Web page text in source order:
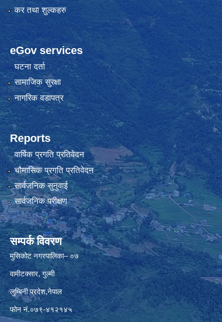
कर तथा शुल्कहरु
eGov services
घटना दर्ता
सामाजिक सुरक्षा
नागरिक वडापत्र
Reports
वार्षिक प्रगति प्रतिवेदन
चौमासिक प्रगति प्रतिवेदन
सार्वजनिक सुनुवाई
सार्वजनिक परीक्षण
सम्पर्क विवरण
मुसिकोट नगरपालिका– ०७
वामीटक्सार, गुल्मी
लुम्बिनी प्रदेश,नेपाल
फोन नं.०७९-४१२१४५